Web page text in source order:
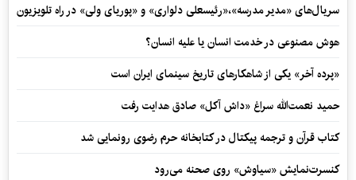
سریال‌های «مدیر مدرسه»،«رئیسعلی دلواری» و «پوریای ولی» در راه تلویزیون
هوش مصنوعی در خدمت انسان یا علیه انسان؟
«پرده آخر» یکی از شاهکارهای تاریخ سینمای ایران است
حمید نعمت‌‏الله سراغ «داش آکل» صادق هدایت رفت
کتاب قرآن و ترجمه پیکتال در کتابخانه حرم رضوی رونمایی شد
کنسرت‌نمایش «سیاوش» روی صحنه می‌رود